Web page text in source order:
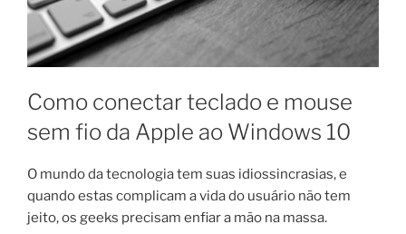
Como conectar teclado e mouse
sem fio da Apple ao Windows 10
O mundo da tecnologia tem suas idiossincrasias, e
quando estas complicam a vida do usuário não tem
jeito, os geeks precisam enfiar a mão na massa.